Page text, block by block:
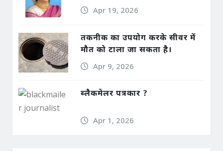
Apr 19, 2026
तकनीक का उपयोग करके सीवर में
मौत को टाला जा सकता है।
Apr 9, 2026
ब्लैकमेलर पत्रकार ?
Apr 1, 2026